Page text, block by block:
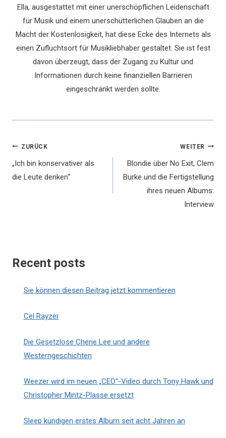
Ella, ausgestattet mit einer unerschöpflichen Leidenschaft
für Musik und einem unerschütterlichen Glauben an die
Macht der Kostenlosigkeit, hat diese Ecke des Internets als
einen Zufluchtsort für Musikliebhaber gestaltet. Sie ist fest
davon überzeugt, dass der Zugang zu Kultur und
Informationen durch keine finanziellen Barrieren
eingeschränkt werden sollte.
Beitragsnavigation
ZURÜCK
„Ich bin konservativer als
die Leute denken“
WEITER
Blondie über No Exit, Clem
Burke und die Fertigstellung
ihres neuen Albums:
Interview
Recent posts
Sie können diesen Beitrag jetzt kommentieren
Cel Rayzer
Die Gesetzlose Cherie Lee und andere
Westerngeschichten
Weezer wird im neuen „CEO“-Video durch Tony Hawk und
Christopher Mintz-Plasse ersetzt
Sleep kündigen erstes Album seit acht Jahren an